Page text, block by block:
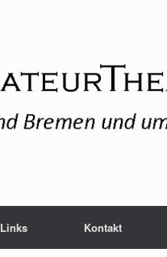
Links Kontakt